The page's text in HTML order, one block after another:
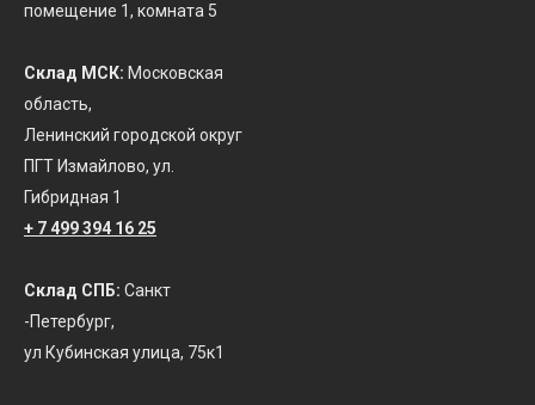
помещение 1, комната 5
Склад МСК: Московская
область,
Ленинский городской округ
ПГТ Измайлово, ул.
Гибридная 1
+ 7 499 394 16 25
Склад СПБ: Санкт
-Петербург,
ул Кубинская улица, 75к1